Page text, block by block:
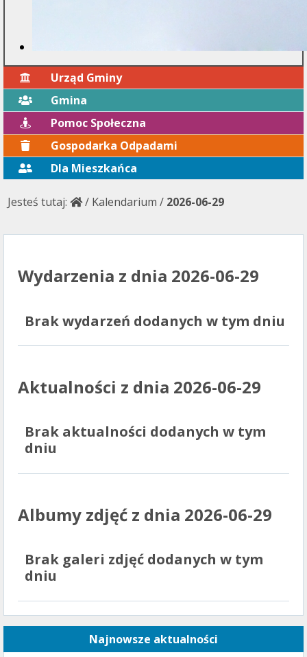
Urząd Gminy
Gmina
Pomoc Społeczna
Gospodarka Odpadami
Dla Mieszkańca
Jesteś tutaj: / Kalendarium / 2026-06-29
Wydarzenia z dnia 2026-06-29
Brak wydarzeń dodanych w tym dniu
Aktualności z dnia 2026-06-29
Brak aktualności dodanych w tym
dniu
Albumy zdjęć z dnia 2026-06-29
Brak galeri zdjęć dodanych w tym
dniu
Najnowsze aktualności